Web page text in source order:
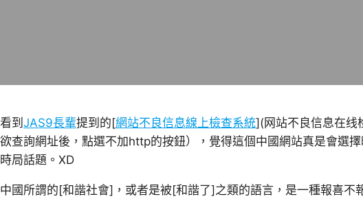
看到 JAS9長輩提到的[網站不良信息線上檢查系統](网站不良信息在线
欲查詢網址後，點選不加http的按鈕），覺得這個中國網站真是會選
時局話題。XD
中國所謂的[和諧社會]，或者是被[和諧了]之類的語言，是一種報喜不